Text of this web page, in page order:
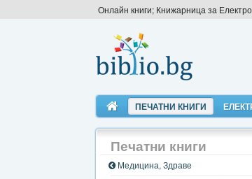
Онлайн книги; Книжарница за
ПЕЧАТНИ КНИГИ
Печатни книги
Медицина, Здраве